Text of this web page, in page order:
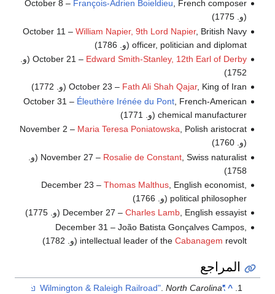
October 8 – François-Adrien Boieldieu , French composer
(و. 1775)
October 11 – William Napier, 9th Lord Napier, British Navy
officer, politician and diplomat (و. 1786)
October 21 – Edward Smith-Stanley, 12th Earl of Derby
(و.
1752)
October 23 – Fath Ali Shah Qajar, King of Iran (و. 1772)
October 31 – Éleuthère Irénée du Pont, French-American
chemical manufacturer (و. 1771)
November 2 – Maria Teresa Poniatowska , Polish aristocrat
(و. 1760)
November 27 – Rosalie de Constant
, Swiss naturalist (و.
1758)
December 23 – Thomas Malthus, English economist,
political philosopher (و. 1766)
December 27 – Charles Lamb, English essayist (و. 1775)
December 31 – João Batista Gonçalves Campos,
intellectual leader of the Cabanagem revolt (و. 1782)
المراجع
^
"Wilmington & Raleigh Railroad"
.North Carolina